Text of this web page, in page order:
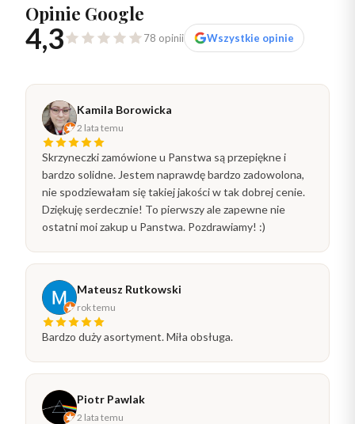
Opinie Google
4,3 78 opinii Wszystkie opinie
Kamila Borowicka
2 lata temu
Skrzyneczki zamówione u Panstwa są przepiękne i
bardzo solidne. Jestem naprawdę bardzo zadowolona,
nie spodziewałam się takiej jakości w tak dobrej cenie.
Dziękuję serdecznie! To pierwszy ale zapewne nie
ostatni moi zakup u Panstwa. Pozdrawiamy! :)
Mateusz Rutkowski
rok temu
Bardzo duży asortyment. Miła obsługa.
Piotr Pawlak
2 lata temu